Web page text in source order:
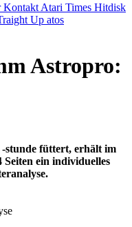
Kontakt Atari Times Hitdisk
Up atos
Astropro:
stunde füttert, erhält im
ein individuelles